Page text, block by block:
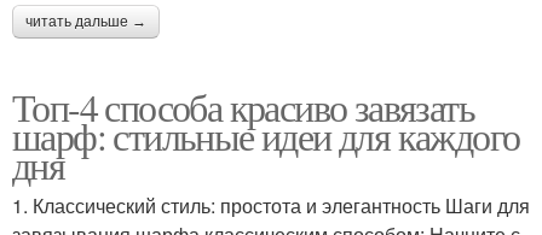
читать дальше →
Топ-4 способа красиво завязать
шарф: стильные идеи для каждого
дня
1. Классический стиль: простота и элегантность Шаги для